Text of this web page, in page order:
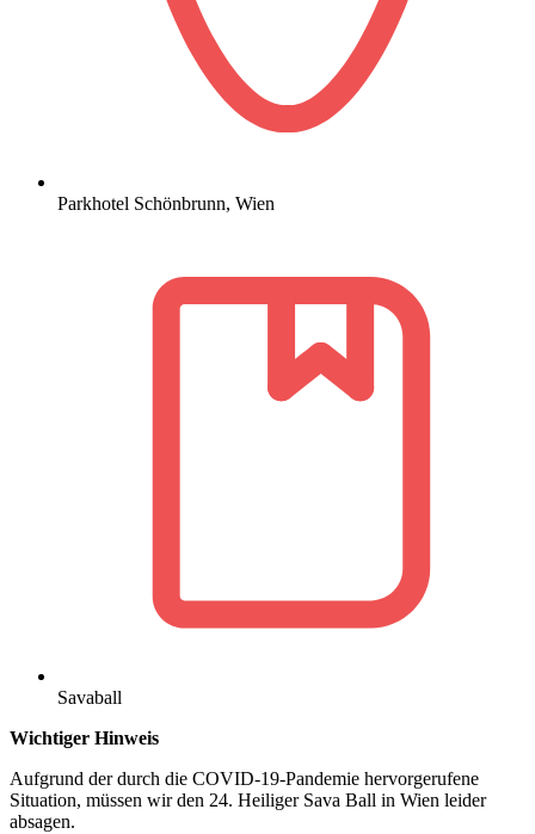
Parkhotel Schönbrunn, Wien
Savaball
Wichtiger Hinweis
Aufgrund der durch die COVID-19-Pandemie hervorgerufene
Situation, müssen wir den 24. Heiliger Sava Ball in Wien leider
absagen.